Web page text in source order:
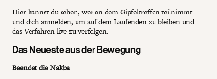
Hierkannst du sehen, wer an dem Gipfeltreffen teilnimmt
und dich anmelden, um auf dem Laufenden zu bleiben und
das Verfahren live zu verfolgen.
Das Neueste aus der Bewegung
Beendet die Nakba